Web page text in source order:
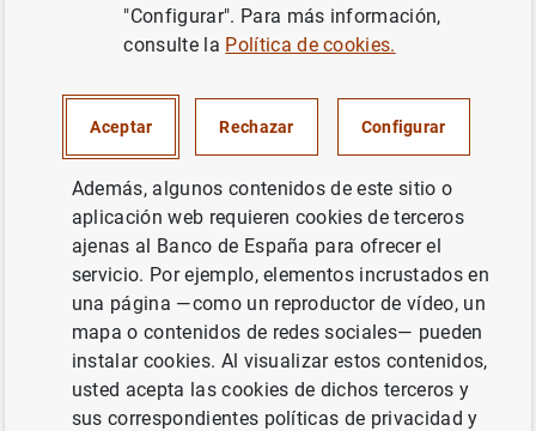
Autor: Luis J. Álvarez Florens Odendahl
MÉTODOS CUANTITATIVOS
CRECIMIENTO ECONÓMICO Y CONVERGENCIA
CRISIS POLÍTICA MACROPRUDENCIAL
Documento completo
"Configurar". Para más información,
consulte la Política de cookies.
Aceptar Rechazar Configurar
Además, algunos contenidos de este sitio o
aplicación web requieren cookies de terceros
ajenas al Banco de España para ofrecer el
servicio. Por ejemplo, elementos incrustados en
una página —como un reproductor de vídeo, un
mapa o contenidos de redes sociales— pueden
instalar cookies. Al visualizar estos contenidos,
usted acepta las cookies de dichos terceros y
sus correspondientes políticas de privacidad y